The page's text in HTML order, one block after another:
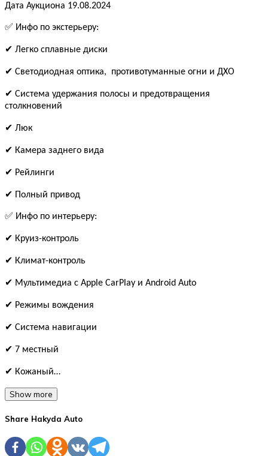
Дата Аукциона 19.08.2024
✅ Инфо по экстерьеру:
✔ Легко сплавные диски
✔ Светодиодная оптика, противотуманные огни и ДХО
✔ Система удержания полосы и предотвращения
столкновений
✔ Люк
✔ Камера заднего вида
✔ Рейлинги
✔ Полный привод
✅ Инфо по интерьеру:
✔ Круиз-контроль
✔ Климат-контроль
✔ Мультимедиа с Apple CarPlay и Android Auto
✔ Режимы вождения
✔ Система навигации
✔ 7 местный
✔ Кожаный…
Show more
Share Hakyda Auto